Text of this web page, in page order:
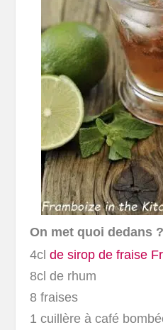
On met quoi dedans ?
4clde sirop de fraise
8cl de rhum
8 fraises
1 cuillère à café